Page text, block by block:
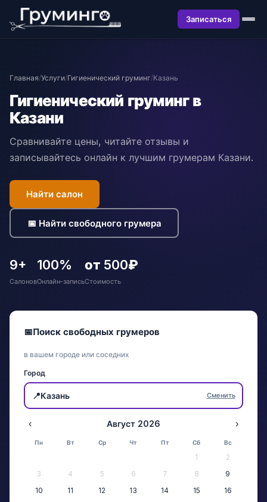
Записаться
Главная/Услуги/Гигиенический груминг/Казань
Гигиенический груминг в
Казани
Сравнивайте цены, читайте отзывы и
записывайтесь онлайн к лучшим грумерам Казани.
Найти салон
📅 Найти свободного грумера
9+
Салонов
100%
Онлайн-запись
от 500₽
Стоимость
📅Поиск свободных грумеров
в вашем городе или соседних
Город
📍Казань Сменить
‹ Август 2026 ›
Пн Вт Ср Чт Пт Сб Вс
1
2
3
4 5 6 7 8
9
10
11 12 13 14 15
16